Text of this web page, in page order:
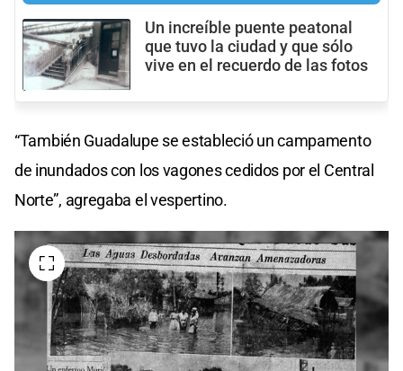
Un increíble puente peatonal
que tuvo la ciudad y que sólo
vive en el recuerdo de las fotos
“También Guadalupe se estableció un campamento
de inundados con los vagones cedidos por el Central
Norte”, agregaba el vespertino.